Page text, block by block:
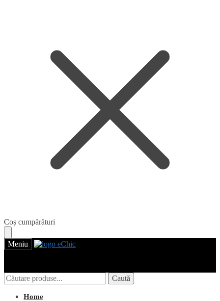
Skip
to
navigation
Skip
to
content
Coș cumpărături
Meniu
Caută
după:
Caută
Login
Caută
după:
Caută
Home